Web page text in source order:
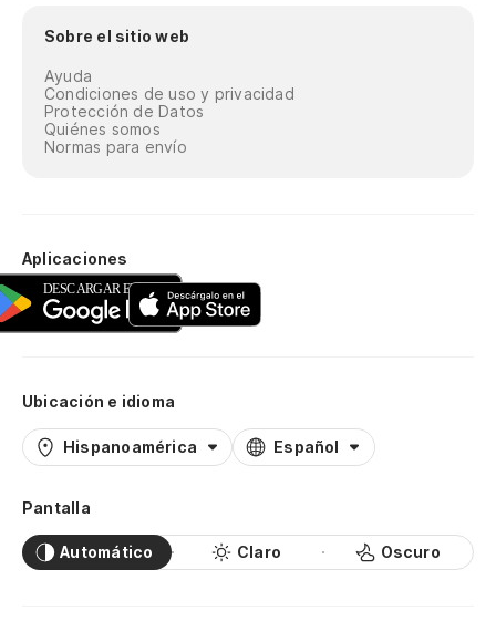
Sobre el sitio web
Ayuda
Condiciones de uso y privacidad
Protección de Datos
Quiénes somos
Normas para envío
Aplicaciones
Ubicación e idioma
Hispanoamérica Español
Pantalla
Automático Claro Oscuro